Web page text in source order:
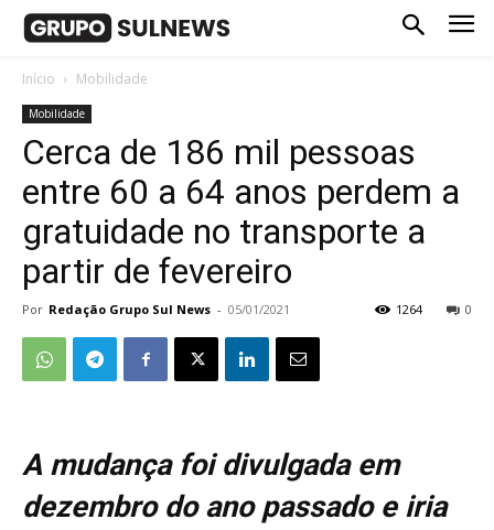
Início Mobilidade
Mobilidade
Cerca de 186 mil pessoas
entre 60 a 64 anos perdem a
gratuidade no transporte a
partir de fevereiro
Por Redação Grupo Sul News - 05/01/2021 0
1264
A mudança foi divulgada em
dezembro do ano passado e iria